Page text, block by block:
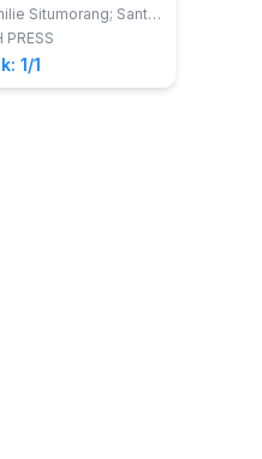
Korpus
Situmorang; Santa
Pramusita; Hananto
PRESS
1/1